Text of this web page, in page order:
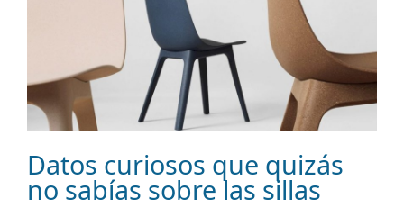
Datos curiosos que quizás
no sabías sobre las sillas